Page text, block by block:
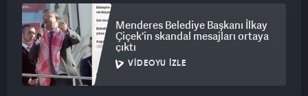
Menderes Belediye Başkanı İlkay
Çiçek'in skandal mesajları ortaya
çıktı
VIDEOYU İZLE